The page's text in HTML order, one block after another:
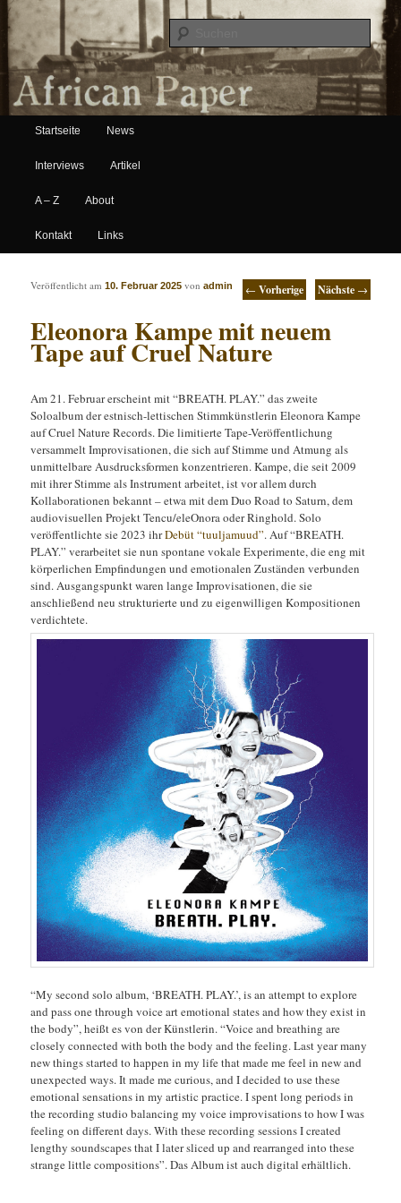
African Paper
Hauptmenü
Zum Inhalt wechseln
Zum sekundären Inhalt wechseln
Startseite News
Interviews Artikel
A – Z About
Kontakt Links
Artikelnavigation ← Vorherige Nächste →
Eleonora Kampe mit neuem
Tape auf Cruel Nature
Veröffentlicht am10. Februar 2025 vonadmin
Am 21. Februar erscheint mit “BREATH. PLAY.” das zweite
Soloalbum der estnisch-lettischen Stimmkünstlerin Eleonora Kampe
auf Cruel Nature Records. Die limitierte Tape-Veröffentlichung
versammelt Improvisationen, die sich auf Stimme und Atmung als
unmittelbare Ausdrucksformen konzentrieren. Kampe, die seit 2009
mit ihrer Stimme als Instrument arbeitet, ist vor allem durch
Kollaborationen bekannt – etwa mit dem Duo Road to Saturn, dem
audiovisuellen Projekt Tencu/eleOnora oder Ringhold. Solo
veröffentlichte sie 2023 ihrDebüt “tuuljamuud”. Auf “BREATH.
PLAY.” verarbeitet sie nun spontane vokale Experimente, die eng mit
körperlichen Empfindungen und emotionalen Zuständen verbunden
sind. Ausgangspunkt waren lange Improvisationen, die sie
anschließend neu strukturierte und zu eigenwilligen Kompositionen
verdichtete.
“My second solo album, ‘BREATH. PLAY.’, is an attempt to explore
and pass one through voice art emotional states and how they exist in
the body”, heißt es von der Künstlerin. “Voice and breathing are
closely connected with both the body and the feeling. Last year many
new things started to happen in my life that made me feel in new and
unexpected ways. It made me curious, and I decided to use these
emotional sensations in my artistic practice. I spent long periods in
the recording studio balancing my voice improvisations to how I was
feeling on different days. With these recording sessions I created
lengthy soundscapes that I later sliced up and rearranged into these
strange little compositions”. Das Album ist auch digital erhältlich.